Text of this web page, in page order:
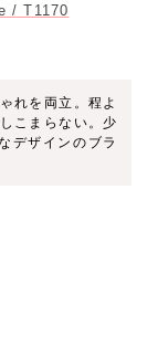
/ T1170
れを両立。程よ
こまらない。少
デザインのブラ